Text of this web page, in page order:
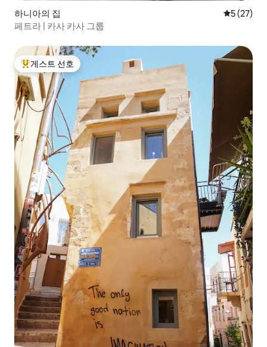
하니아의 집 평점 5점
5 (27)
페트라 | 카사 카사 그룹
상위 게스트 선호
게스트 선호